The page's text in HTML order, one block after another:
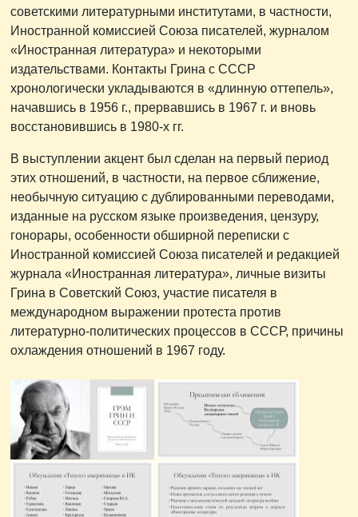
советскими литературными институтами, в частности,
Иностранной комиссией Союза писателей, журналом
«Иностранная литература» и некоторыми
издательствами. Контакты Грина с СССР
хронологически укладываются в «длинную оттепель»,
начавшись в 1956 г., прервавшись в 1967 г. и вновь
восстановившись в 1980-х гг.
В выступлении акцент был сделан на первый период
этих отношений, в частности, на первое сближение,
необычную ситуацию с дублированными переводами,
изданные на русском языке произведения, цензуру,
гонорары, особенности обширной переписки с
Иностранной комиссией Союза писателей и редакцией
журнала «Иностранная литература», личные визиты
Грина в Советский Союз, участие писателя в
международном выражении протеста против
литературно-политических процессов в СССР, причины
охлаждения отношений в 1967 году.